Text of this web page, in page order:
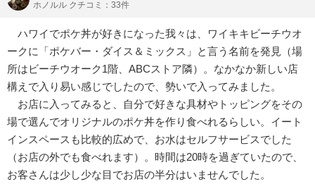
ホノルル クチコミ：33件
ハワイでポケ丼が好きになった我々は、ワイキキビーチウオ
ークに「ポケバー・ダイス＆ミックス」と言う名前を発見（場
所はビーチウオーク1階、ABCストア隣）。なかなか新しい店
構えで入り易い感じでしたので、勢いで入ってみました。
お店に入ってみると、自分で好きな具材やトッピングをその
場で選んでオリジナルのポケ丼を作り食べれるらしい。イート
インスペースも比較的広めで、お水はセルフサービスでした
（お店の外でも食べれます）。時間は20時を過ぎていたので、
お客さんは少し少な目でお店の半分はいませんでした。